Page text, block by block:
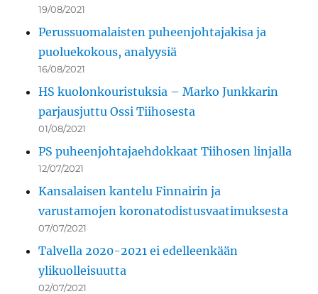
19/08/2021
Perussuomalaisten puheenjohtajakisa ja
puoluekokous, analyysiä
16/08/2021
HS kuolonkouristuksia – Marko Junkkarin
parjausjuttu Ossi Tiihosesta
01/08/2021
PS puheenjohtajaehdokkaat Tiihosen linjalla
12/07/2021
Kansalaisen kantelu Finnairin ja
varustamojen koronatodistusvaatimuksesta
07/07/2021
Talvella 2020-2021 ei edelleenkään
ylikuolleisuutta
02/07/2021